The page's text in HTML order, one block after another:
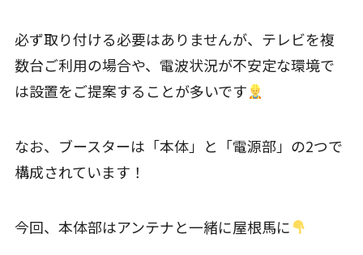
必ず取り付ける必要はありませんが、テレビを複
数台ご利用の場合や、電波状況が不安定な環境で
は設置をご提案することが多いです
なお、ブースターは「本体」と「電源部」の2つで
構成されています！
今回、本体部はアンテナと一緒に屋根馬に